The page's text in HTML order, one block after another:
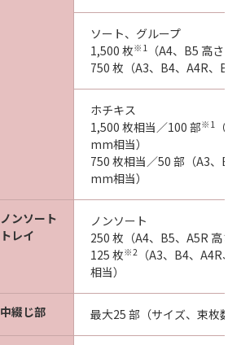
ソート、グループ
1,500 枚※1
（A4、B5 高さ
750 枚（A3、B4、A4R、
ホチキス
1,500 枚相当／100 部※1
（
mm相当）
750 枚相当／50 部（A3、B4
mm相当）
ノンソート
トレイ
ノンソート
250 枚（A4、B5、A5R 高さ
125 枚※2
（A3、B4、A4R
相当）
中綴じ部 最大25 部（サイズ、束枚数